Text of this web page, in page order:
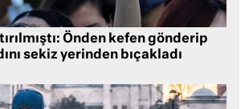
Önden kefen gönderip
sekiz yerinden bıçakladı